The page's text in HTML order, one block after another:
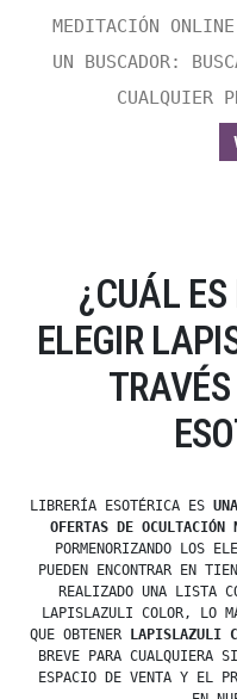
MEDITACIÓN
UN BUSCADOR:
CUALQUIER
¿CUÁL
ELEGIR
LIBRERÍA ESOTÉRICA ES
OFERTAS DE OCULTACIÓN
PORMENORIZANDO LOS
PUEDEN ENCONTRAR EN
REALIZADO UNA LISTA
LAPISLAZULI COLOR, LO
QUE OBTENER
LAPISLAZULI
BREVE PARA CUALQUIERA
ESPACIO DE VENTA Y EL